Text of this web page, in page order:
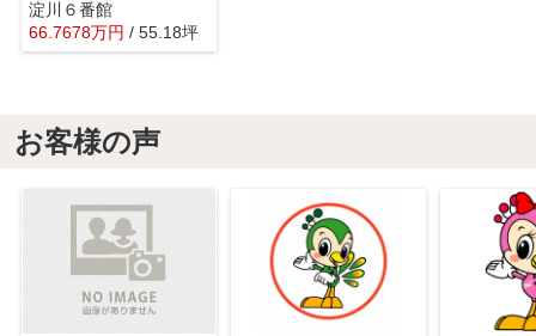
淀川６番館
66.7678万円 / 55.18坪
お客様の声